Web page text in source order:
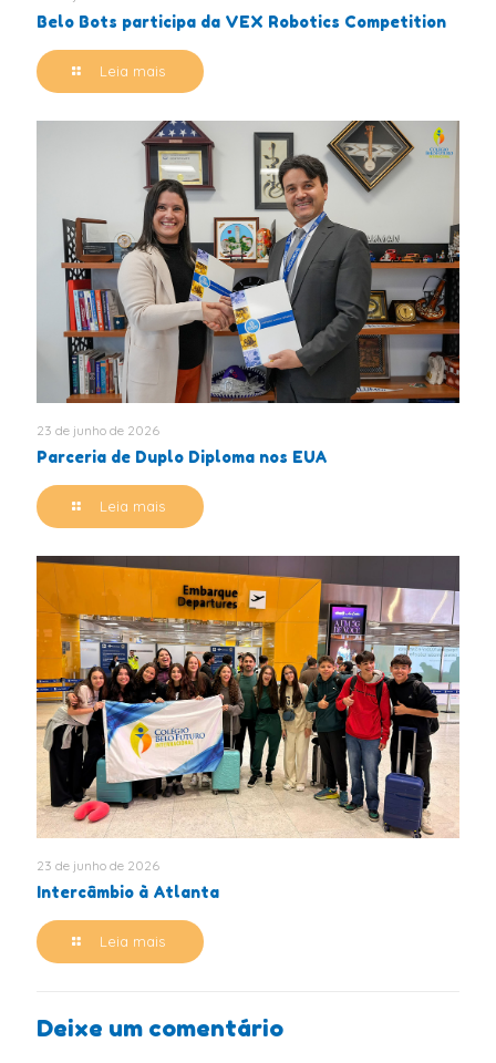
Belo Bots participa da VEX Robotics Competition
Leia mais
23 de junho de 2026
Parceria de Duplo Diploma nos EUA
Leia mais
23 de junho de 2026
Intercâmbio à Atlanta
Leia mais
Deixe um comentário